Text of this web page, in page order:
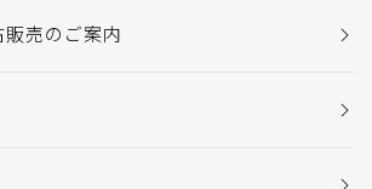
売のご案内